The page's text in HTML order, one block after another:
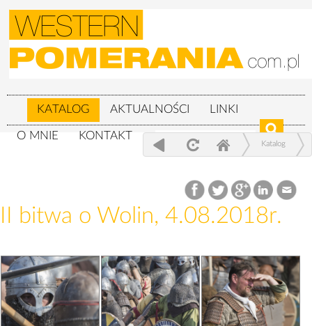
KATALOG AKTUALNOŚCI LINKI
O MNIE KONTAKT
Katalog
5.08.2018r.
II bitwa o Wolin, 4.08.2018r.
II bitwa o Wolin, 4.08.2018r.